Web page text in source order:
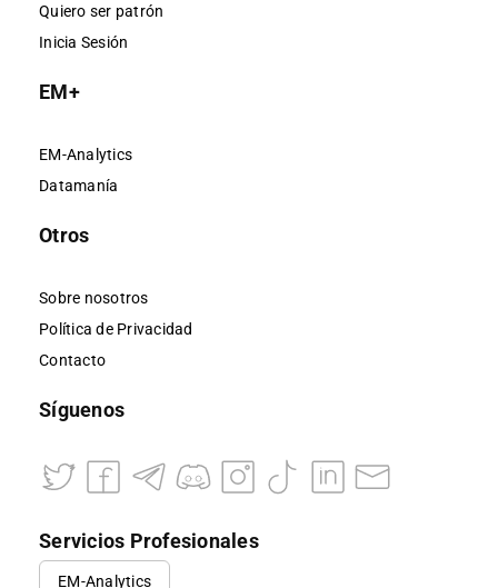
Quiero ser patrón
Inicia Sesión
EM+
EM-Analytics
Datamanía
Otros
Sobre nosotros
Política de Privacidad
Contacto
Síguenos
Servicios Profesionales
EM-Analytics